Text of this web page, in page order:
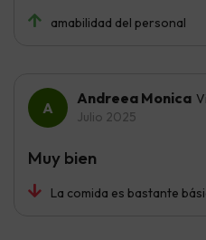
amabilidad del personal
Andreea Monica
Julio 2025
La comida es bastante
Muy bien